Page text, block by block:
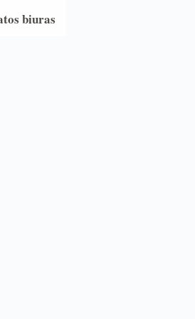
biuras